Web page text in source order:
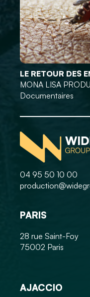
LE RETOUR DES
MONA LISA
Documentaires
04 95 50 10 00
PARIS
28 rue Saint-Foy
75002 Paris
AJACCIO